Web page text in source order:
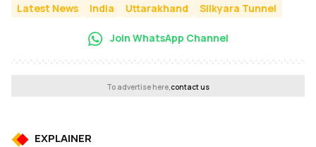
Latest News India Uttarakhand Silkyara Tunnel
Join WhatsApp Channel
To advertise here,contact us
EXPLAINER